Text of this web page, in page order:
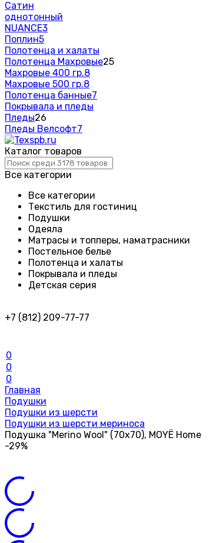
Сатин
однотонный
NUANCE3
Поплин5
Полотенца и халаты
Полотенца Махровые25
Махровые 400 гр.8
Махровые 500 гр.8
Полотенца банные7
Покрывала и пледы
Пледы26
Пледы Велсофт7
Каталог товаров
Все категории
Все категории
Текстиль для гостиниц
Подушки
Одеяла
Матрасы и топперы, наматрасники
Постельное белье
Полотенца и халаты
Покрывала и пледы
Детская серия
+7 (812) 209-77-77
0
0
0
Главная
Подушки
Подушки из шерсти
Подушки из шерсти мериноса
Подушка "Merino Wool" (70х70), MOYЁ Home
-29%